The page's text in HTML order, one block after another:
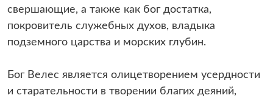
свершающие, а также как бог достатка,
покровитель служебных духов, владыка
подземного царства и морских глубин.
Бог Велес является олицетворением усердности
и старательности в творении благих деяний,